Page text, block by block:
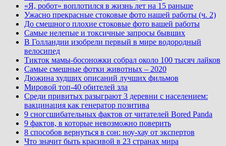
«Я, робот» воплотился в жизнь лет на 15 раньше
Ужасно прекрасные стоковые фото нашей работы (ч. 2)
До смешного плохие стоковые фото вашей работы
Самые нелепые и токсичные запросы бывших
В Голландии изобрели первый в мире водородный
велосипед
Тикток мамы-босоножки собрал около 100 тысяч лайков
Самые смешные фотки животных – 2020
Дюжина худших описаний лучших фильмов
Мировой топ-40 обителей зла
Среди привитых разыграют 3 деревни с населением:
вакцинация как генератор позитива
9 сногсшибательных фактов от читателей Bored Panda
9 фактов, в которые невозможно поверить
8 способов вернуться в сон: ноу-хау от экспертов
Что значит быть красивой в 23 странах мира